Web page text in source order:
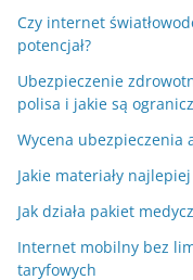
Czy internet
potencjał?
Ubezpieczenie
polisa i jakie są
Wycena ubezpieczenia
Jakie materiały
Jak działa pakiet
Internet mobilny bez
taryfowych